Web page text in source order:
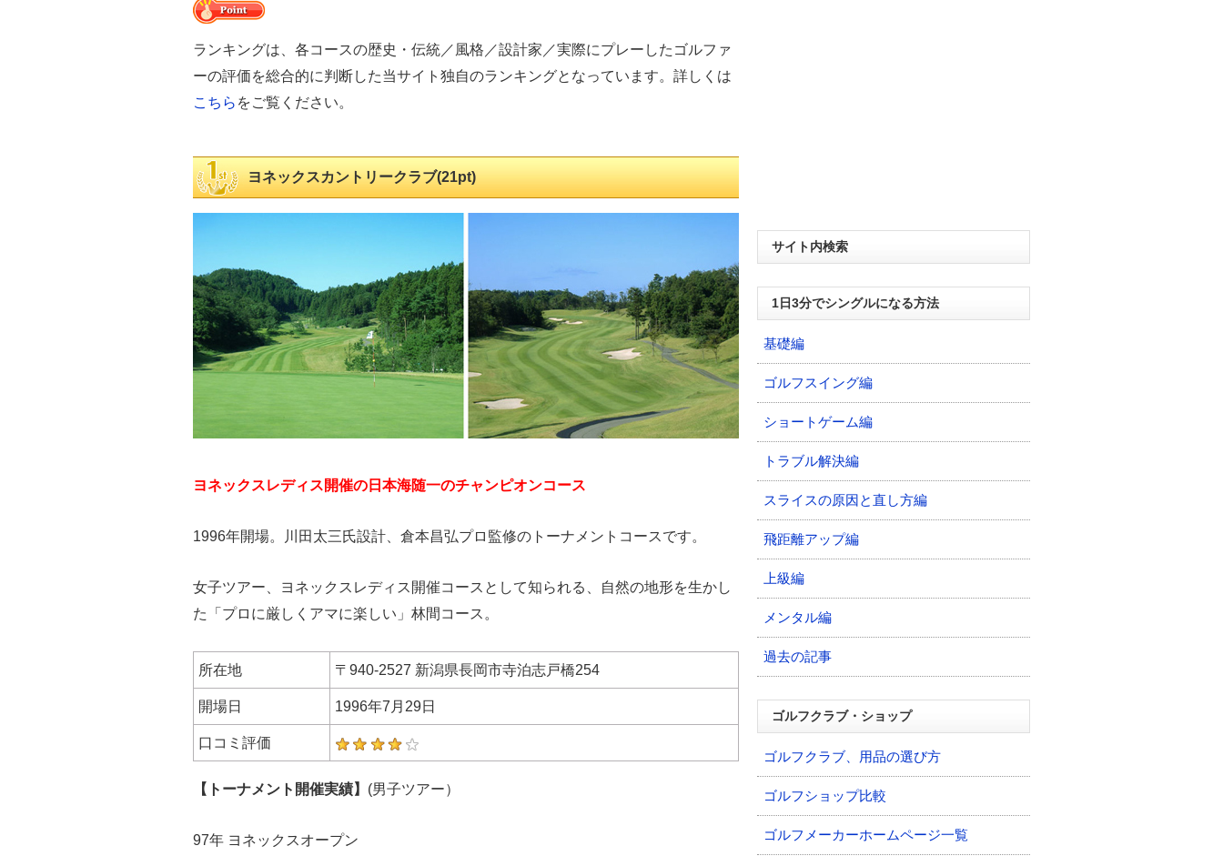
ランキングは、各コースの歴史・伝統／風格／設計家／実際にプレーしたゴルファ
ーの評価を総合的に判断した当サイト独自のランキングとなっています。詳しくは
こちら をご覧ください。
ヨネックスカントリークラブ(21pt)
ヨネックスレディス開催の日本海随一のチャンピオンコース
1996年開場。川田太三氏設計、倉本昌弘プロ監修のトーナメントコースです。
女子ツアー、ヨネックスレディス開催コースとして知られる、自然の地形を生かし
た「プロに厳しくアマに楽しい」林間コース。
所在地 〒940-2527 新潟県長岡市寺泊志戸橋254
開場日 1996年7月29日
口コミ評価
【トーナメント開催実績】 (男子ツアー）
97年 ヨネックスオープン
サイト内検索
1日3分でシングルになる方法
基礎編
ゴルフスイング編
ショートゲーム編
トラブル解決編
スライスの原因と直し方編
飛距離アップ編
上級編
メンタル編
過去の記事
ゴルフクラブ・ショップ
ゴルフクラブ、用品の選び方
ゴルフショップ比較
ゴルフメーカーホームページ一覧